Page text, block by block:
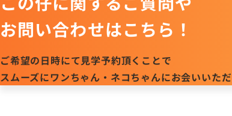
お問い合わせはこちら！
ご希望の日時にて見学予約頂くことで
スムーズにワンちゃん・ネコちゃんにお会いいただ